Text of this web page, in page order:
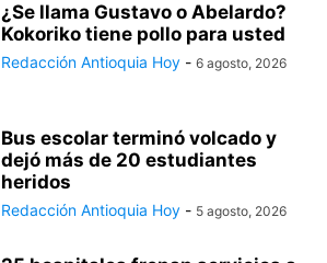
¿Se llama Gustavo o Abelardo?
Kokoriko tiene pollo para usted
Redacción Antioquia Hoy - 6 agosto, 2026
Bus escolar terminó volcado y
dejó más de 20 estudiantes
heridos
Redacción Antioquia Hoy - 5 agosto, 2026